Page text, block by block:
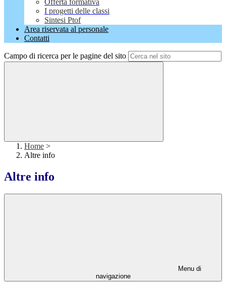
Offerta formativa
I progetti delle classi
Sintesi Ptof
Area riservata al personale
Contatti
Campo di ricerca per le pagine del sito
Home >
Altre info
Altre info
Menu di
navigazione